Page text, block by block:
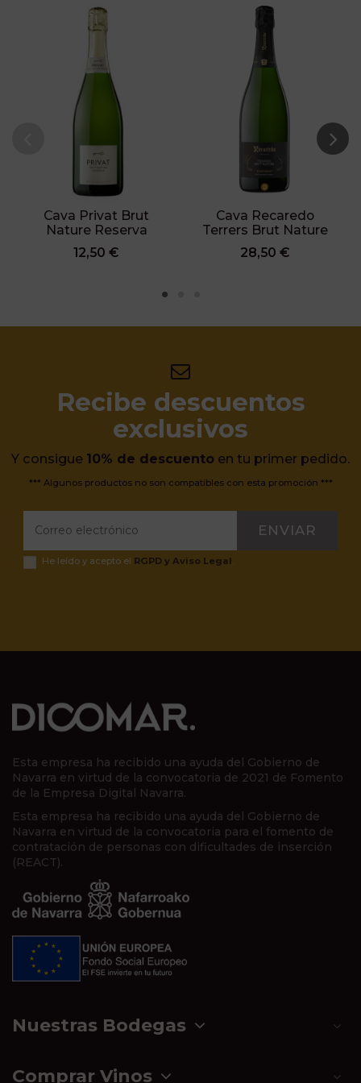
Cava Privat Brut
Nature Reserva
12,50 €
Cava Recaredo
Terrers Brut Nature
28,50 €
Recibe descuentos
exclusivos
Y consigue 10% de descuento en tu primer pedido.
*** Algunos productos no son compatibles con esta promoción ***
ENVIAR
He leído y acepto el RGPD y Aviso Legal.
Esta empresa ha recibido una ayuda del Gobierno de
Navarra en virtud de la convocatoria de 2021 de Fomento
de la Empresa Digital Navarra.
Esta empresa ha recibido una ayuda del Gobierno de
Navarra en virtud de la convocatoria para el fomento de
contratación de personas con dificultades de inserción
(REACT).
Nuestras Bodegas
Comprar Vinos